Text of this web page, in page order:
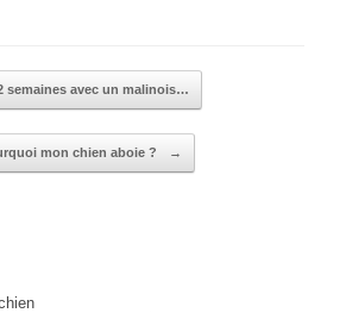
semaines avec un malinois…
mon chien aboie ? →